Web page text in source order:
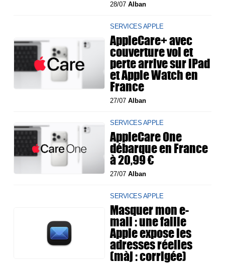
28/07Alban
SERVICES APPLE
AppleCare+ avec
couverture vol et
perte arrive sur iPad
et Apple Watch en
France
27/07Alban
SERVICES APPLE
AppleCare One
débarque en France
à 20,99 €
27/07Alban
SERVICES APPLE
Masquer mon e-
mail : une faille
Apple expose les
adresses réelles
(màj : corrigée)